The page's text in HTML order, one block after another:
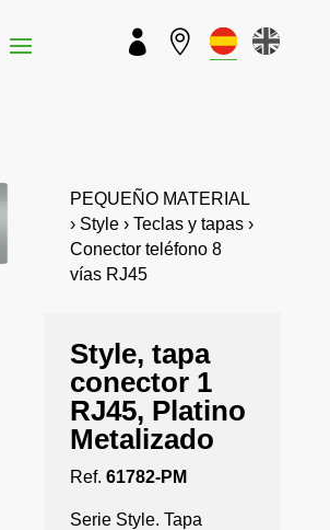
 
PEQUEÑO MATERIAL
› Style › Teclas y tapas ›
Conector teléfono 8
vías RJ45
Style, tapa
conector 1
RJ45, Platino
Metalizado
Ref.61782-PM
Serie Style. Tapa